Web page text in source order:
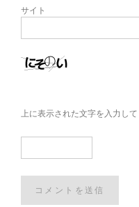
サイト
上に表示された文字を入力して